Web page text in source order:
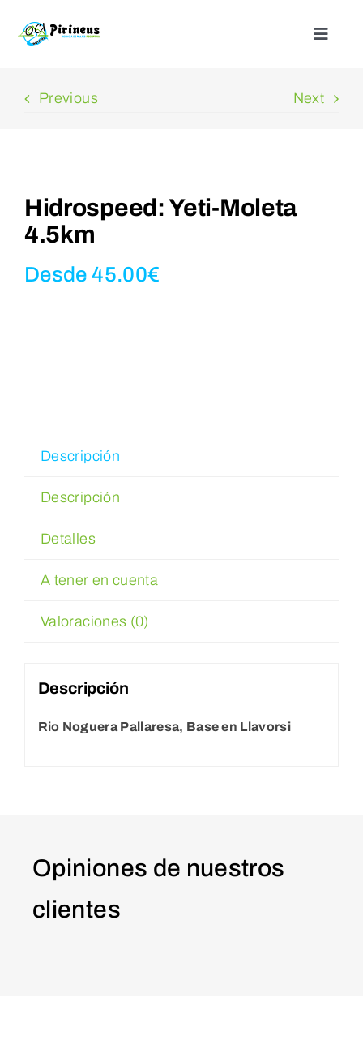
Toggle
¿Quienes somos?
WooCommerce Cart
WooCommerce My Account
Previous Next
Hidrospeed: Yeti-Moleta
4.5km
Desde45.00€
Descripción
Descripción
Detalles
A tener en cuenta
Valoraciones (0)
Descripción
Rio Noguera Pallaresa, Base en Llavorsi
Opiniones de nuestros
clientes